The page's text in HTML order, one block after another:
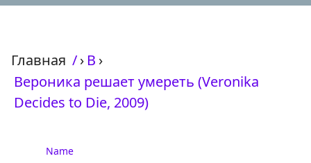
Главная /› В ›
Вероника решает умереть (Veronika
Decides to Die, 2009)
Name